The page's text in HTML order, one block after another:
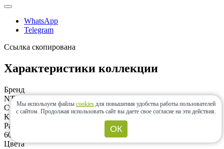
WhatsApp
Telegram
Ссылка скопирована
Характеристики коллекции
Бренд
NT Ceramic
Страна
Китай
Размеры
600x1200, 600x600
Цвета
Мы используем файлы cookies для повышения удобства работы пользователей
с сайтом. Продолжая использовать сайт вы даете свое согласие на эти действия.
ОК